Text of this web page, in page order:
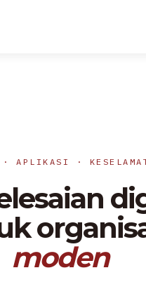
APLIKASI ·
moden